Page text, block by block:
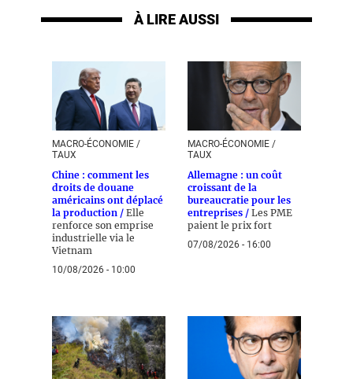
À LIRE AUSSI
MACRO-ÉCONOMIE /
TAUX
Chine : comment les
droits de douane
américains ont déplacé
la production / Elle
renforce son emprise
industrielle via le
Vietnam
10/08/2026 - 10:00
MACRO-ÉCONOMIE /
TAUX
Allemagne : un coût
croissant de la
bureaucratie pour les
entreprises / Les PME
paient le prix fort
07/08/2026 - 16:00